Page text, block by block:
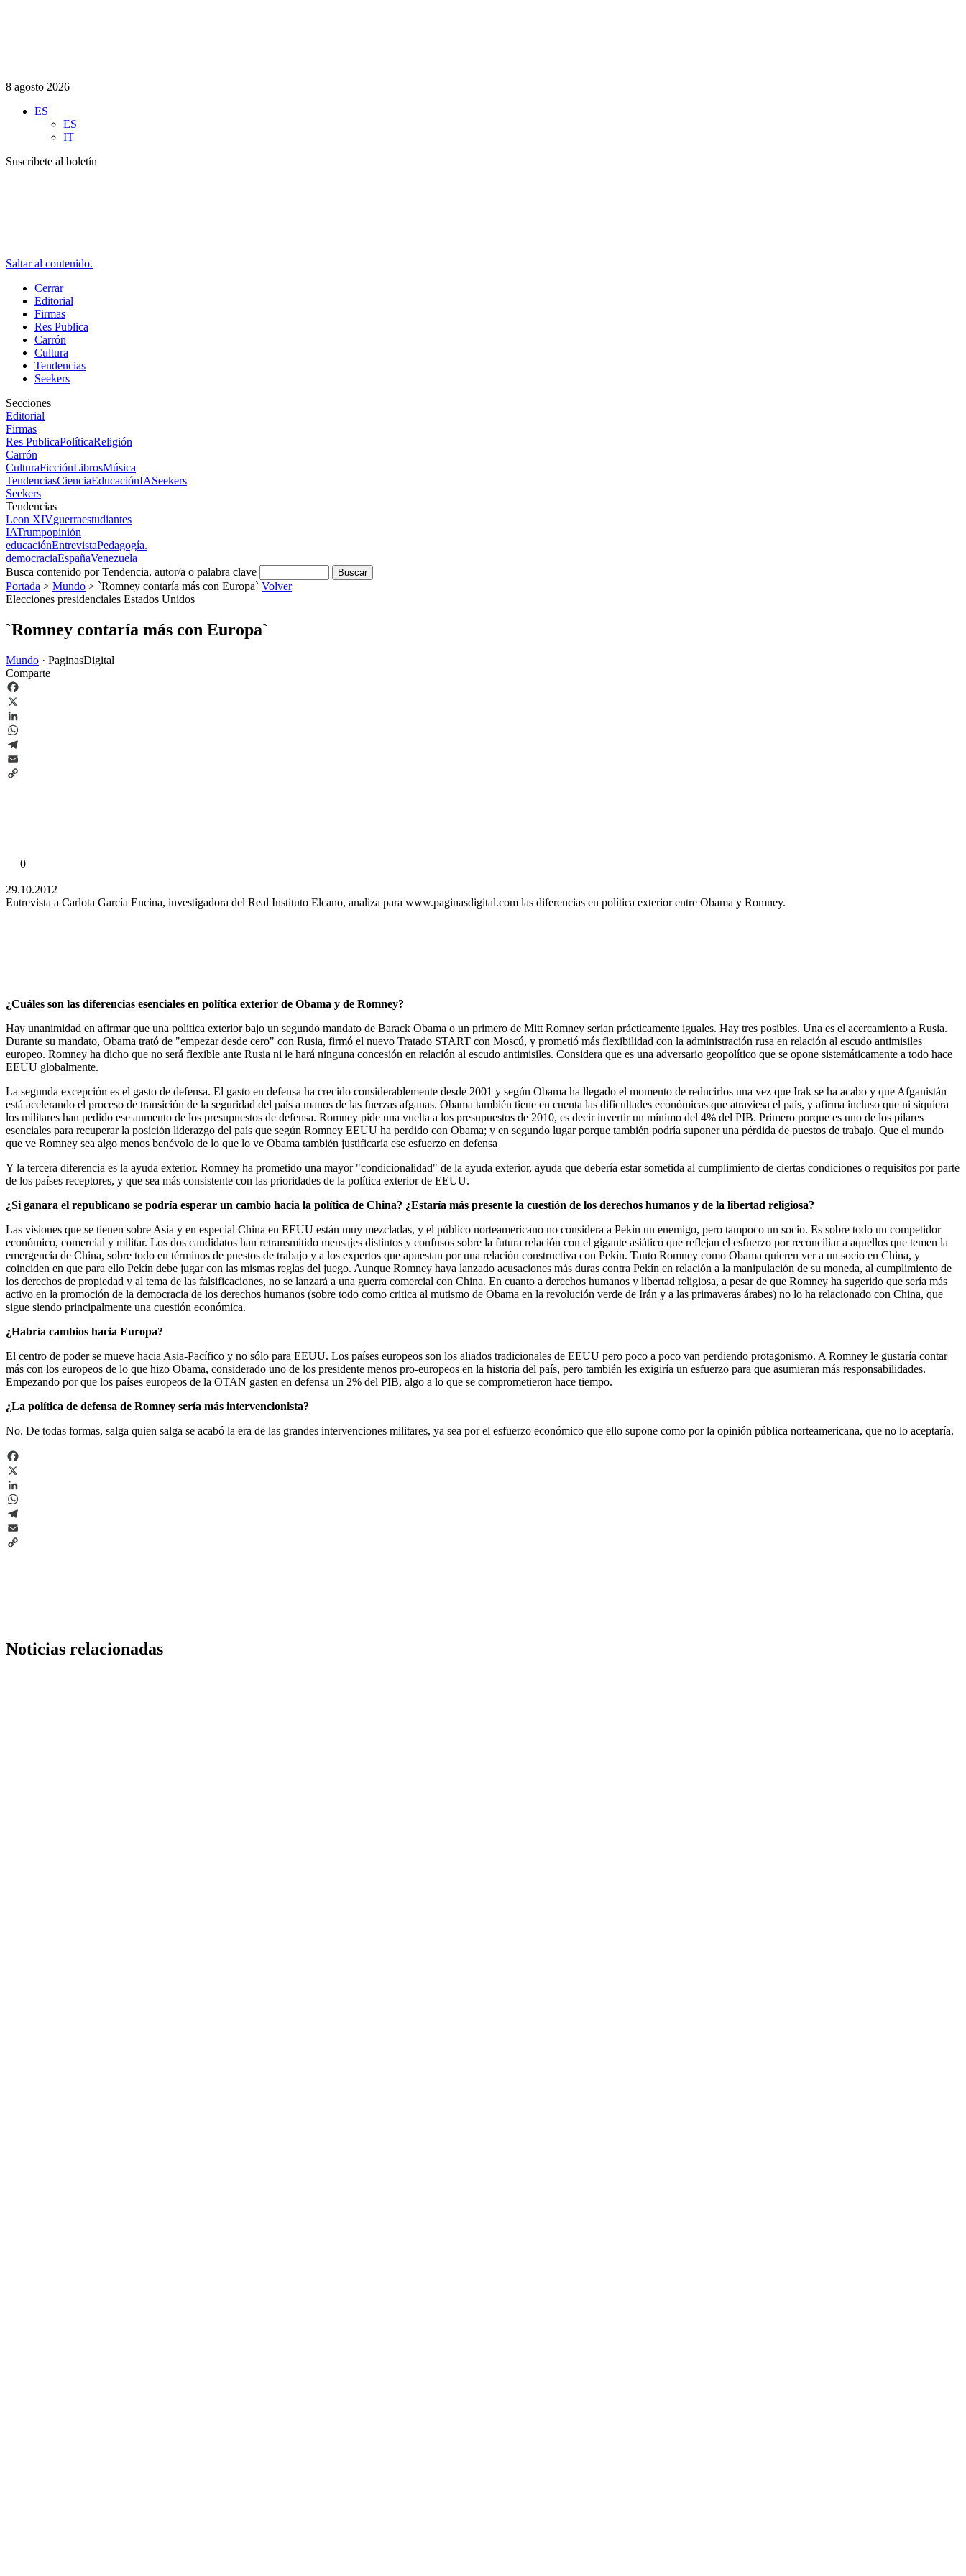
8 agosto 2026
ES
ES
IT
Suscríbete al boletín
Saltar al contenido.
Cerrar
Editorial
Firmas
Res Publica
Carrón
Cultura
Tendencias
Seekers
Secciones
Editorial
Firmas
Res PublicaPolíticaReligión
Carrón
CulturaFicciónLibrosMúsica
TendenciasCienciaEducaciónIASeekers
Seekers
Tendencias
Leon XIVguerraestudiantes
IATrumpopinión
educaciónEntrevistaPedagogía.
democraciaEspañaVenezuela
Busca contenido por Tendencia, autor/a o palabra clave
Portada > Mundo > `Romney contaría más con Europa` Volver
Elecciones presidenciales Estados Unidos
`Romney contaría más con Europa`
Mundo · PaginasDigital
Comparte
Facebook
X
LinkedIn
WhatsApp
Telegram
Email
0
29.10.2012
Entrevista a Carlota García Encina, investigadora del Real Instituto Elcano, analiza para www.paginasdigital.com las diferencias en política exterior entre Obama y Romney.
¿Cuáles son las diferencias esenciales en política exterior de Obama y de Romney?
Hay unanimidad en afirmar que una política exterior bajo un segundo mandato de Barack Obama o un primero de Mitt Romney serían prácticamente iguales. Hay tres posibles. Una es el acercamiento a Rusia.
Durante su mandato, Obama trató de "empezar desde cero" con Rusia, firmó el nuevo Tratado START con Moscú, y prometió más flexibilidad con la administración rusa en relación al escudo antimisiles
europeo. Romney ha dicho que no será flexible ante Rusia ni le hará ninguna concesión en relación al escudo antimisiles. Considera que es una adversario geopolítico que se opone sistemáticamente a todo hace
EEUU globalmente.
La segunda excepción es el gasto de defensa. El gasto en defensa ha crecido considerablemente desde 2001 y según Obama ha llegado el momento de reducirlos una vez que Irak se ha acabo y que Afganistán
está acelerando el proceso de transición de la seguridad del país a manos de las fuerzas afganas. Obama también tiene en cuenta las dificultades económicas que atraviesa el país, y afirma incluso que ni siquiera
los militares han pedido ese aumento de los presupuestos de defensa. Romney pide una vuelta a los presupuestos de 2010, es decir invertir un mínimo del 4% del PIB. Primero porque es uno de los pilares
esenciales para recuperar la posición liderazgo del país que según Romney EEUU ha perdido con Obama; y en segundo lugar porque también podría suponer una pérdida de puestos de trabajo. Que el mundo
que ve Romney sea algo menos benévolo de lo que lo ve Obama también justificaría ese esfuerzo en defensa
Y la tercera diferencia es la ayuda exterior. Romney ha prometido una mayor "condicionalidad" de la ayuda exterior, ayuda que debería estar sometida al cumplimiento de ciertas condiciones o requisitos por parte
de los países receptores, y que sea más consistente con las prioridades de la política exterior de EEUU.
¿Si ganara el republicano se podría esperar un cambio hacia la política de China? ¿Estaría más presente la cuestión de los derechos humanos y de la libertad religiosa?
Las visiones que se tienen sobre Asia y en especial China en EEUU están muy mezcladas, y el público norteamericano no considera a Pekín un enemigo, pero tampoco un socio. Es sobre todo un competidor
económico, comercial y militar. Los dos candidatos han retransmitido mensajes distintos y confusos sobre la futura relación con el gigante asiático que reflejan el esfuerzo por reconciliar a aquellos que temen la
emergencia de China, sobre todo en términos de puestos de trabajo y a los expertos que apuestan por una relación constructiva con Pekín. Tanto Romney como Obama quieren ver a un socio en China, y
coinciden en que para ello Pekín debe jugar con las mismas reglas del juego. Aunque Romney haya lanzado acusaciones más duras contra Pekín en relación a la manipulación de su moneda, al cumplimiento de
los derechos de propiedad y al tema de las falsificaciones, no se lanzará a una guerra comercial con China. En cuanto a derechos humanos y libertad religiosa, a pesar de que Romney ha sugerido que sería más
activo en la promoción de la democracia de los derechos humanos (sobre todo como critica al mutismo de Obama en la revolución verde de Irán y a las primaveras árabes) no lo ha relacionado con China, que
sigue siendo principalmente una cuestión económica.
¿Habría cambios hacia Europa?
El centro de poder se mueve hacia Asia-Pacífico y no sólo para EEUU. Los países europeos son los aliados tradicionales de EEUU pero poco a poco van perdiendo protagonismo. A Romney le gustaría contar
más con los europeos de lo que hizo Obama, considerado uno de los presidente menos pro-europeos en la historia del país, pero también les exigiría un esfuerzo para que asumieran más responsabilidades.
Empezando por que los países europeos de la OTAN gasten en defensa un 2% del PIB, algo a lo que se comprometieron hace tiempo.
¿La política de defensa de Romney sería más intervencionista?
No. De todas formas, salga quien salga se acabó la era de las grandes intervenciones militares, ya sea por el esfuerzo económico que ello supone como por la opinión pública norteamericana, que no lo aceptaría.
Facebook
X
LinkedIn
WhatsApp
Telegram
Email
Noticias relacionadas